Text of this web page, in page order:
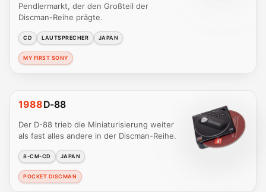
Pendlermarkt, der den Großteil der
Discman-Reihe prägte.
CD LAUTSPRECHER JAPAN
MY FIRST SONY
1988D-88
Der D-88 trieb die Miniaturisierung weiter
als fast alles andere in der Discman-Reihe.
8-CM-CD JAPAN
POCKET DISCMAN